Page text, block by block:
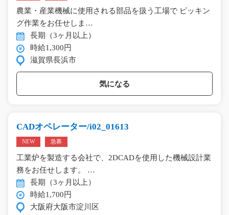
農業・産業機械に使用される部品を扱う工場で ピッキン
グ作業をお任せしま…
長期（3ヶ月以上）
時給1,300円
滋賀県長浜市
気になる
CADオペレーター/i02_01613
NEW 急募
工業炉を製造する会社で、2DCADを使用した機械設計業
務をお任せします。 …
長期（3ヶ月以上）
時給1,700円
大阪府大阪市淀川区